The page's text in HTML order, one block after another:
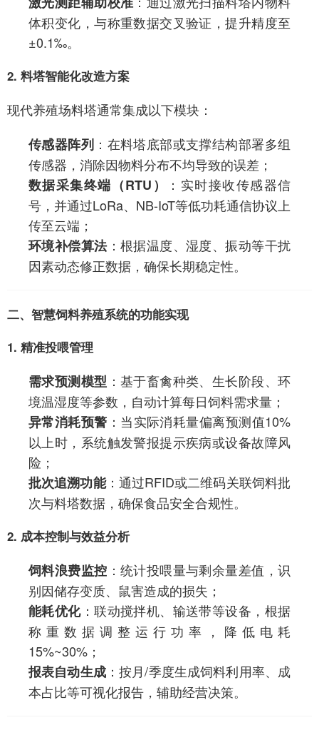
体积变化，与称重数据交叉验证，提升精度至
±0.1‰。
2. 料塔智能化改造方案
现代养殖场料塔通常集成以下模块：
传感器阵列 ：在料塔底部或支撑结构部署多组
传感器，消除因物料分布不均导致的误差；
数据采集终端（RTU）
：实时接收传感器信
号，并通过LoRa、NB-IoT等低功耗通信协议上
传至云端；
环境补偿算法：根据温度、湿度、振动等干扰
因素动态修正数据，确保长期稳定性。
二、智慧饲料养殖系统的功能实现
1. 精准投喂管理
需求预测模型 ：基于畜禽种类、生长阶段、环
境温湿度等参数，自动计算每日饲料需求量；
异常消耗预警 ：当实际消耗量偏离预测值10%
以上时，系统触发警报提示疾病或设备故障风
险；
批次追溯功能：通过RFID或二维码关联饲料批
次与料塔数据，确保食品安全合规性。
2. 成本控制与效益分析
饲料浪费监控 ：统计投喂量与剩余量差值，识
别因储存变质、鼠害造成的损失；
能耗优化：联动搅拌机、输送带等设备，根据
称重数据调整运行功率，降低电耗
15%~30%；
报表自动生成：按月/季度生成饲料利用率、成
本占比等可视化报告，辅助经营决策。